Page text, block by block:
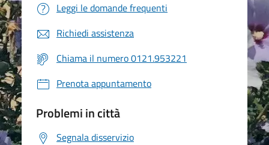
Leggi le domande frequenti
Richiedi assistenza
Chiama il numero 0121.953221
Prenota appuntamento
Problemi in città
Segnala disservizio